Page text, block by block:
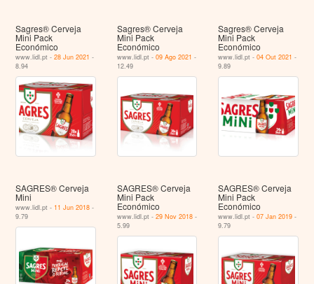
Sagres® Cerveja
Mini Pack
Económico
www.lidl.pt -28 Jun 2021 -
8.94
Sagres® Cerveja
Mini Pack
Económico
www.lidl.pt - 09 Ago 2021 -
12.49
Sagres® Cerveja
Mini Pack
Económico
www.lidl.pt -04 Out 2021 -
9.89
SAGRES® Cerveja
Mini
www.lidl.pt - 11 Jun 2018 -
9.79
SAGRES® Cerveja
Mini Pack
Económico
www.lidl.pt - 29 Nov 2018-
5.99
SAGRES® Cerveja
Mini Pack
Económico
www.lidl.pt -07 Jan 2019 -
9.79